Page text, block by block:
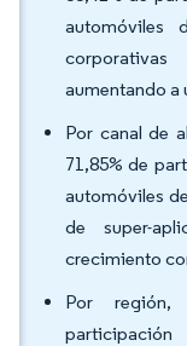
automóviles
aumentando a
Por canal de
71,85% de
automóviles
de super-
crecimiento
Por región,